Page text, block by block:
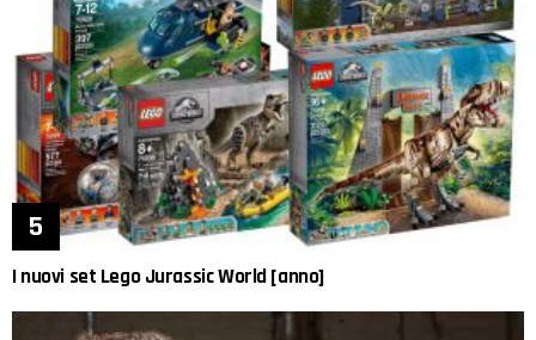
I nuovi set Lego Jurassic World [anno]